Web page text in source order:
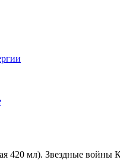
420 мл). Звездные войны